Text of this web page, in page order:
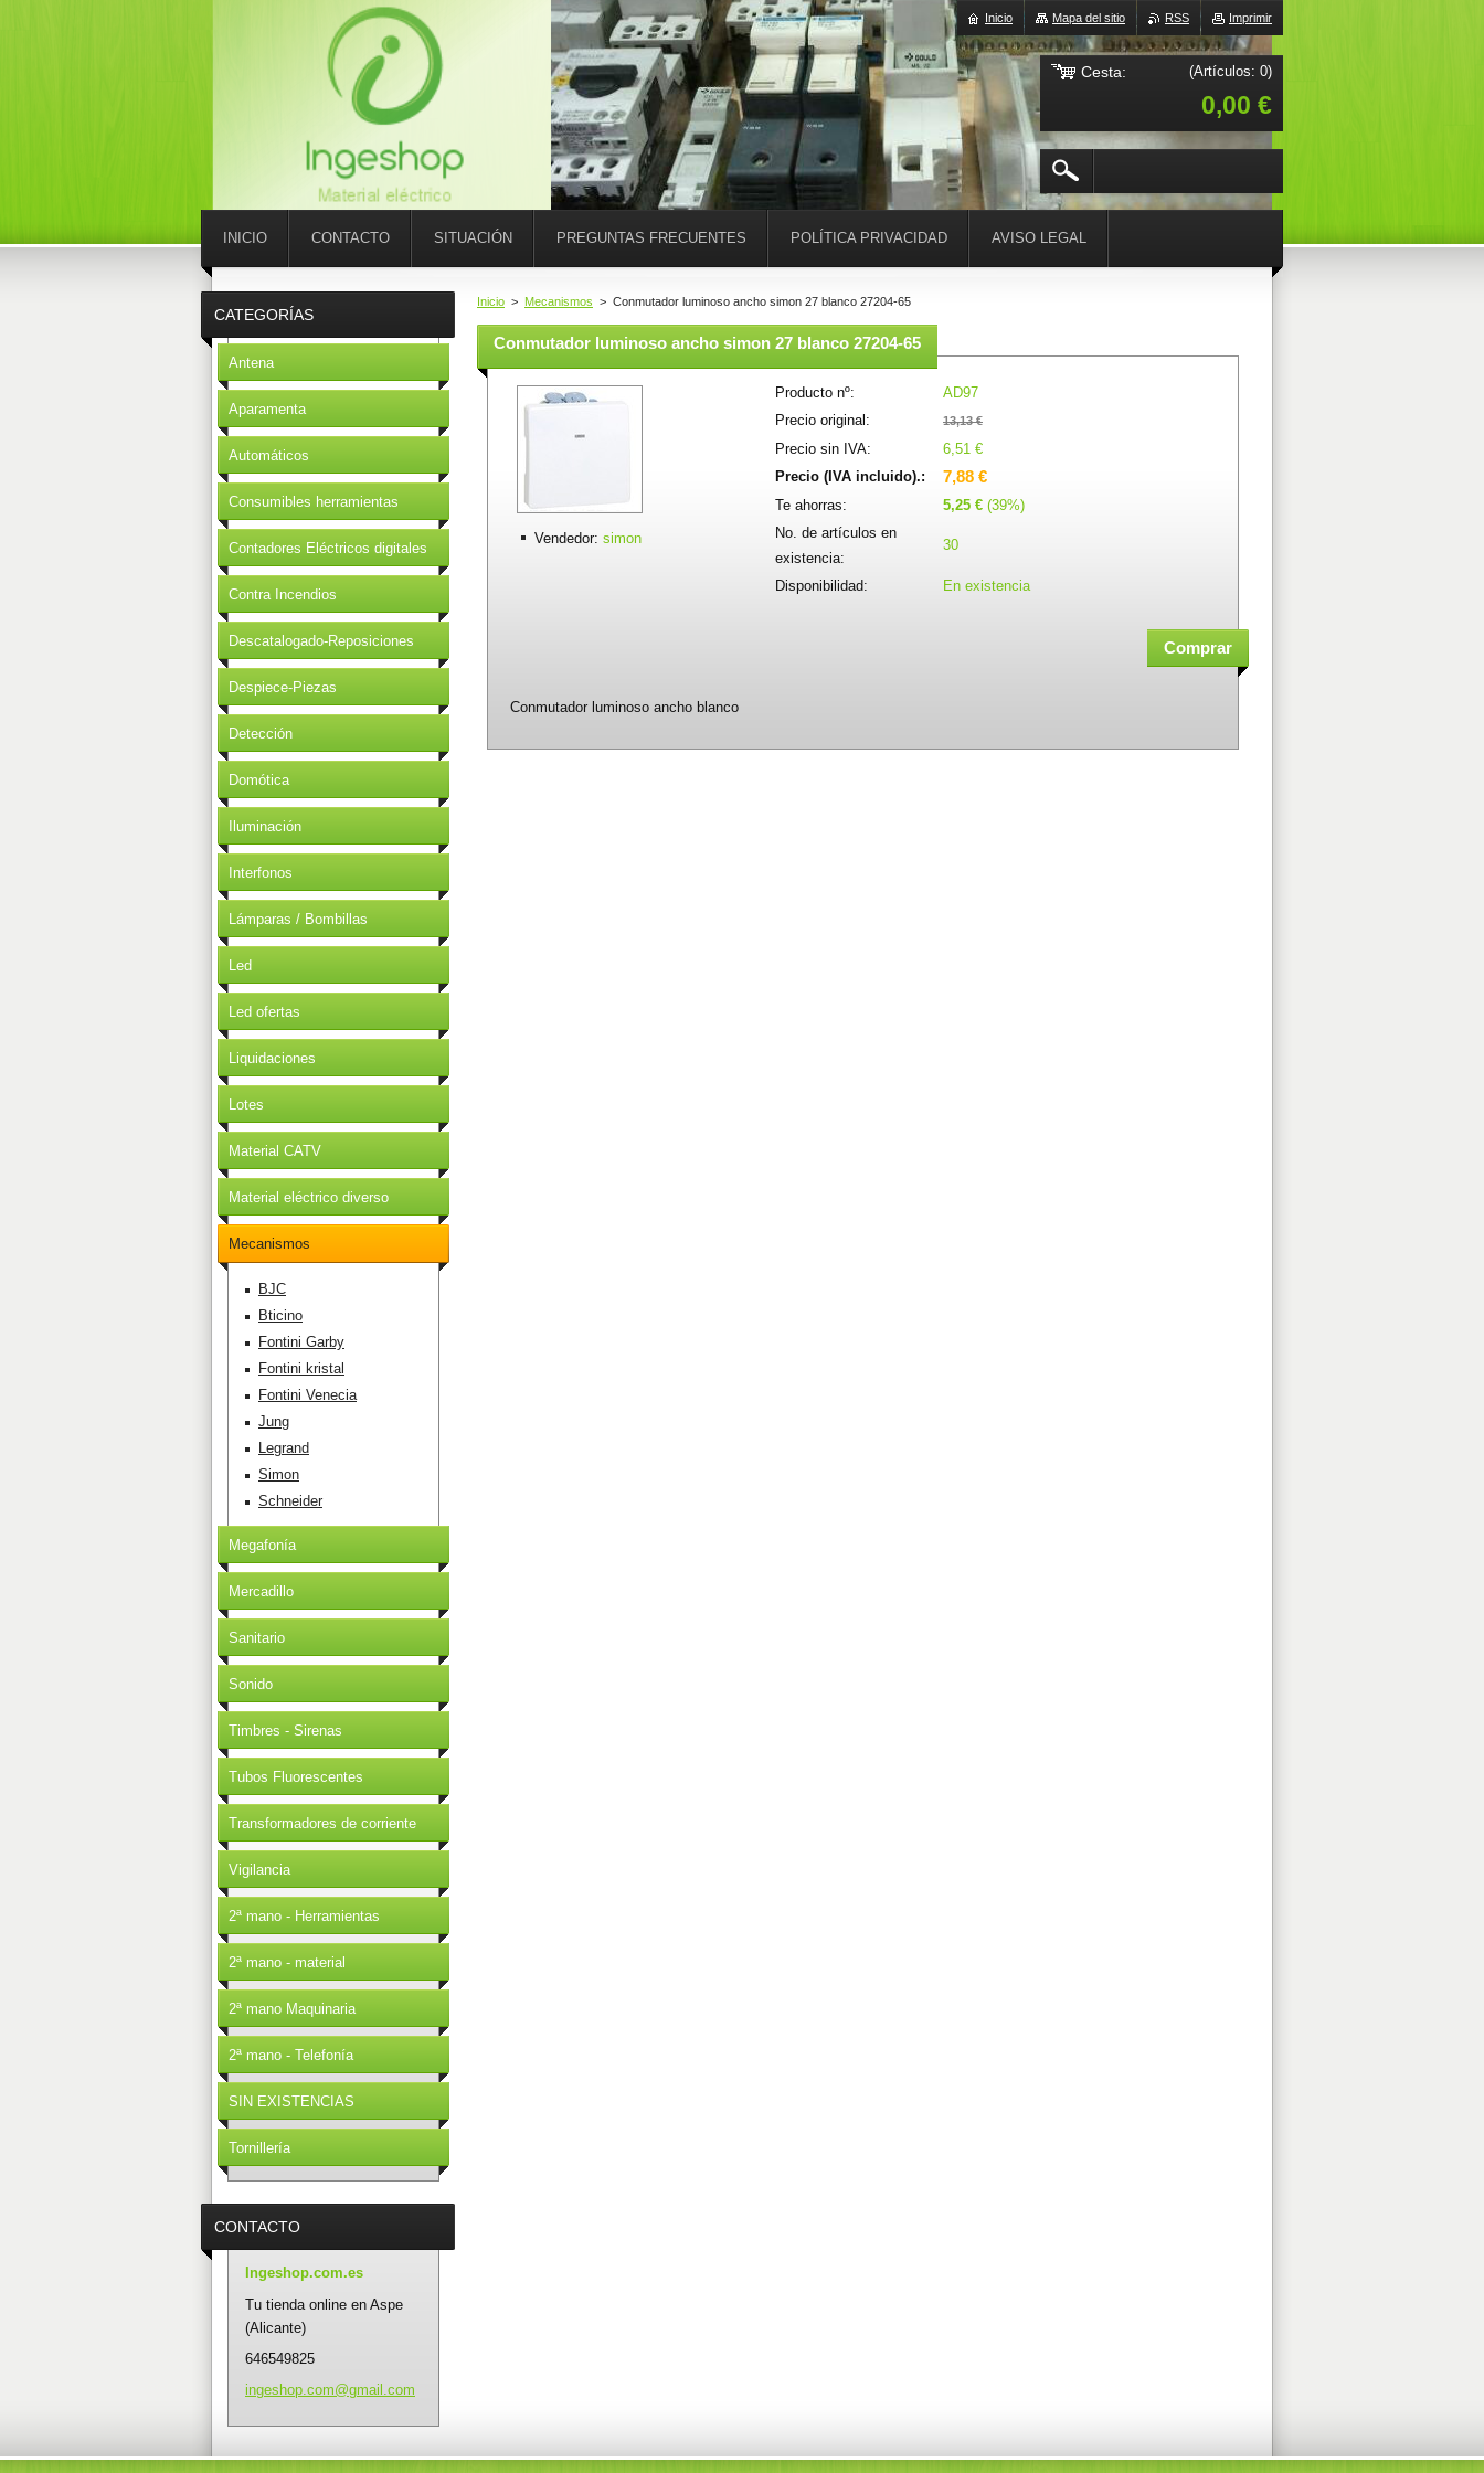
Inicio > Mecanismos > Conmutador luminoso ancho simon 27 blanco 27204-65
Conmutador luminoso ancho simon 27 blanco 27204-65
Producto nº:
AD97
Precio original:
13,13 €
Precio sin IVA:
6,51 €
Precio (IVA incluido).:
7,88 €
Te ahorras: 5,25 € (39%)
No. de artículos en
existencia:
30
Disponibilidad: En existencia
Vendedor: simon
Conmutador luminoso ancho blanco
CATEGORÍAS
Antena
Aparamenta
Automáticos
Consumibles herramientas
Contadores Eléctricos digitales
Contra Incendios
Descatalogado-Reposiciones
Despiece-Piezas
Detección
Domótica
Iluminación
Interfonos
Lámparas / Bombillas
Led
Led ofertas
Liquidaciones
Lotes
Material CATV
Material eléctrico diverso
Mecanismos
BJC
Bticino
Fontini Garby
Fontini kristal
Fontini Venecia
Jung
Legrand
Simon
Schneider
Megafonía
Mercadillo
Sanitario
Sonido
Timbres - Sirenas
Tubos Fluorescentes
Transformadores de corriente
Vigilancia
2ª mano - Herramientas
2ª mano - material
2ª mano Maquinaria
2ª mano - Telefonía
SIN EXISTENCIAS
Tornillería
CONTACTO
Ingeshop.com.es
Tu tienda online en Aspe
(Alicante)
646549825
ingeshop.com@gmail.com
INICIO CONTACTO SITUACIÓN PREGUNTAS FRECUENTES POLÍTICA PRIVACIDAD AVISO LEGAL
Imprimir
RSS
Mapa del sitio
Inicio
Cesta: (Artículos: 0)
0,00 €